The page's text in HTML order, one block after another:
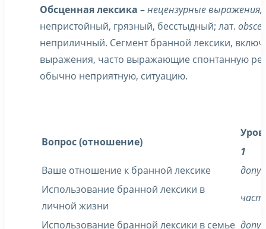
Обсценная лексика –нецензурные
непристойный, грязный, бесстыдный; лат.
неприличный. Сегмент бранной лексики,
выражения, часто выражающие спонтанную
обычно неприятную, ситуацию.
Вопрос (отношение)
1
Ваше отношение к бранной лексике
Использование бранной лексики в
личной жизни
Использование бранной лексики в семье